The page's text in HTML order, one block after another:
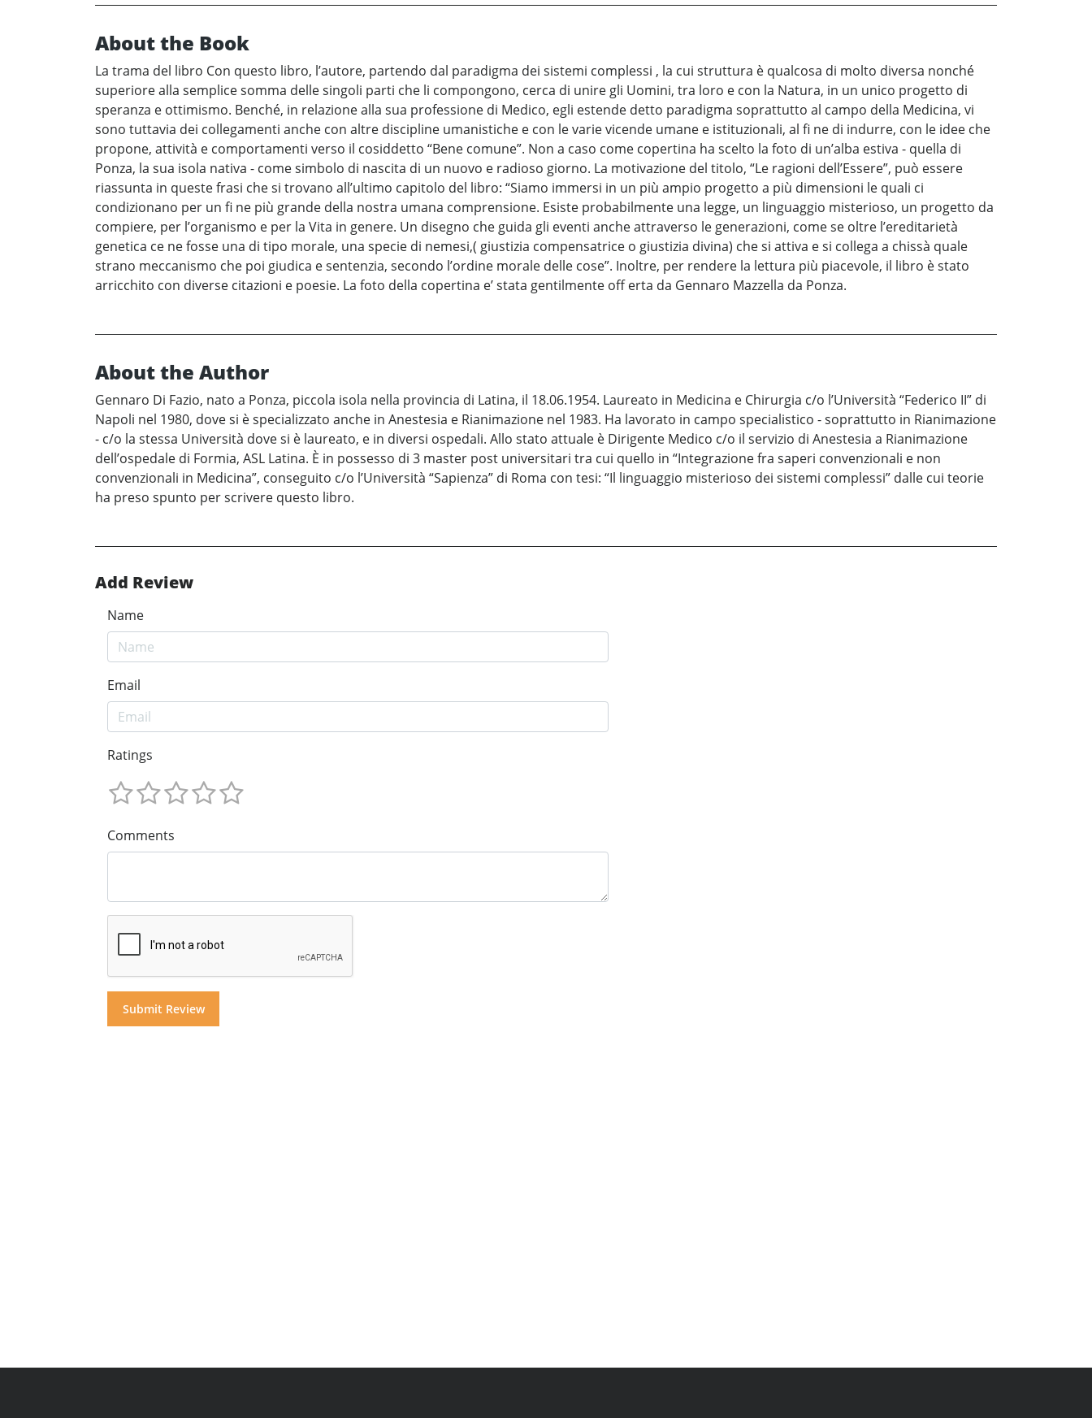
About the Book
La trama del libro Con questo libro, l’autore, partendo dal paradigma dei sistemi complessi , la cui struttura è qualcosa di molto diversa nonché
superiore alla semplice somma delle singoli parti che li compongono, cerca di unire gli Uomini, tra loro e con la Natura, in un unico progetto di
speranza e ottimismo. Benché, in relazione alla sua professione di Medico, egli estende detto paradigma soprattutto al campo della Medicina, vi
sono tuttavia dei collegamenti anche con altre discipline umanistiche e con le varie vicende umane e istituzionali, al fi ne di indurre, con le idee che
propone, attività e comportamenti verso il cosiddetto “Bene comune”. Non a caso come copertina ha scelto la foto di un’alba estiva - quella di
Ponza, la sua isola nativa - come simbolo di nascita di un nuovo e radioso giorno. La motivazione del titolo, “Le ragioni dell’Essere”, può essere
riassunta in queste frasi che si trovano all’ultimo capitolo del libro: “Siamo immersi in un più ampio progetto a più dimensioni le quali ci
condizionano per un fi ne più grande della nostra umana comprensione. Esiste probabilmente una legge, un linguaggio misterioso, un progetto da
compiere, per l’organismo e per la Vita in genere. Un disegno che guida gli eventi anche attraverso le generazioni, come se oltre l’ereditarietà
genetica ce ne fosse una di tipo morale, una specie di nemesi,( giustizia compensatrice o giustizia divina) che si attiva e si collega a chissà quale
strano meccanismo che poi giudica e sentenzia, secondo l’ordine morale delle cose”. Inoltre, per rendere la lettura più piacevole, il libro è stato
arricchito con diverse citazioni e poesie. La foto della copertina e’ stata gentilmente off erta da Gennaro Mazzella da Ponza.
About the Author
Gennaro Di Fazio, nato a Ponza, piccola isola nella provincia di Latina, il 18.06.1954. Laureato in Medicina e Chirurgia c/o l’Università “Federico II” di
Napoli nel 1980, dove si è specializzato anche in Anestesia e Rianimazione nel 1983. Ha lavorato in campo specialistico - soprattutto in Rianimazione
- c/o la stessa Università dove si è laureato, e in diversi ospedali. Allo stato attuale è Dirigente Medico c/o il servizio di Anestesia a Rianimazione
dell’ospedale di Formia, ASL Latina. È in possesso di 3 master post universitari tra cui quello in “Integrazione fra saperi convenzionali e non
convenzionali in Medicina”, conseguito c/o l’Università “Sapienza” di Roma con tesi: “Il linguaggio misterioso dei sistemi complessi” dalle cui teorie
ha preso spunto per scrivere questo libro.
Add Review
Name
Email
Ratings
Comments